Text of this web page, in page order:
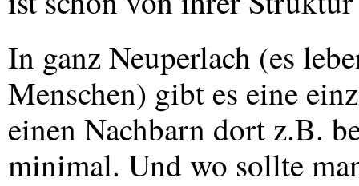
In ganz Neuperlach (es
Menschen) gibt es eine
einen Nachbarn dort z.B.
minimal. Und wo sollte